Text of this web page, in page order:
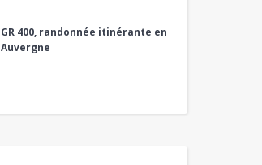
GR 400, randonnée itinérante en
Auvergne